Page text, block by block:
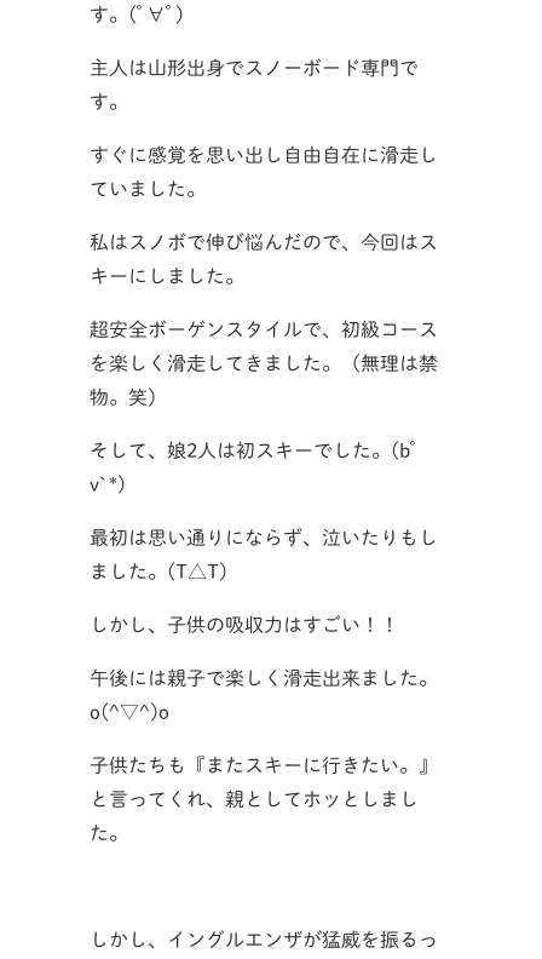
す。(ﾟ∀ﾟ)
主人は山形出身でスノーボード専門で
す。
すぐに感覚を思い出し自由自在に滑走し
ていました。
私はスノボで伸び悩んだので、今回はス
キーにしました。
超安全ボーゲンスタイルで、初級コース
を楽しく滑走してきました。（無理は禁
物。笑）
そして、娘2人は初スキーでした。(bﾟ
v`*)
最初は思い通りにならず、泣いたりもし
ました。(T△T)
しかし、子供の吸収力はすごい！！
午後には親子で楽しく滑走出来ました。
o(^▽^)o
子供たちも『またスキーに行きたい。』
と言ってくれ、親としてホッとしまし
た。
しかし、イングルエンザが猛威を振るっ